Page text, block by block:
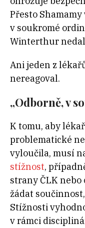
Přesto
v soukromé
Winterthur
Ani jeden z
nereagoval.
„Odborně, v
K tomu, aby
problematické
vyloučila, musí
stížnost,
strany ČLK nebo
žádat
Stížnosti
v rámci